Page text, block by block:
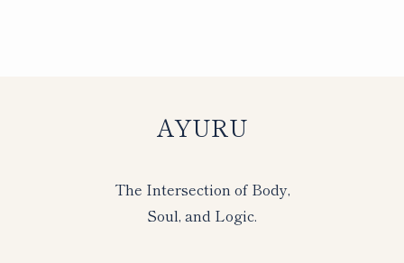
AYURU
The Intersection of Body,
Soul, and Logic.